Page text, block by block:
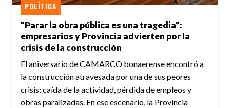
"Parar la obra pública es una tragedia":
empresarios y Provincia advierten por la
crisis de la construcción
POLÍTICA
El aniversario de CAMARCO bonaerense encontró a
la construcción atravesada por una de sus peores
crisis: caída de la actividad, pérdida de empleos y
obras paralizadas. En ese escenario, la Provincia